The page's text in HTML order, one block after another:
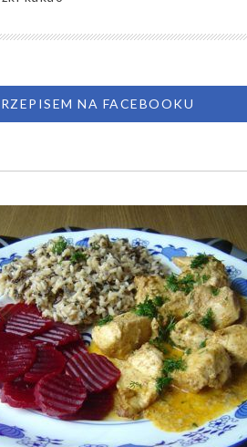
NA FACEBOOKU